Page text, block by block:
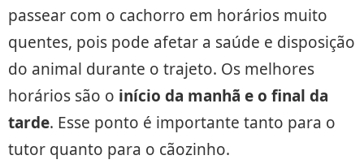
passear com o cachorro em horários muito
quentes, pois pode afetar a saúde e disposição
do animal durante o trajeto. Os melhores
horários são o início da manhã e o final da
tarde. Esse ponto é importante tanto para o
tutor quanto para o cãozinho.